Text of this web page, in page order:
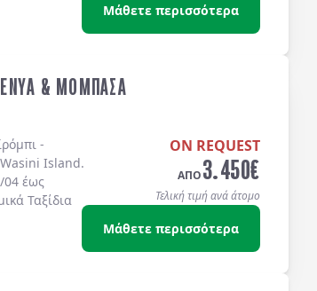
Μάθετε περισσότερα
& ΜΟΜΠΑΣΑ
-
Island.
04 έως
Ταξίδια
ON REQUEST
ΑΠΟ3.450€
Τελική τιμή ανά άτομο
Μάθετε περισσότερα